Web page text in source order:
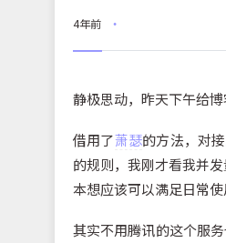
4年前 •
静极思动，昨天下午给
借用了萧瑟的方法，对
的规则，我刚才看我并
本想应该可以满足日常
其实不用腾讯的这个服